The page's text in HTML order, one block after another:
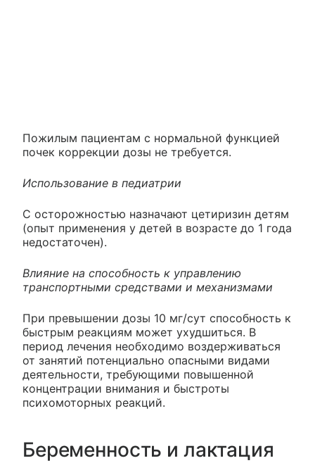
Пожилым пациентам с нормальной функцией
почек коррекции дозы не требуется.
Использование в педиатрии
С осторожностью назначают цетиризин детям
(опыт применения у детей в возрасте до 1 года
недостаточен).
Влияние на способность к управлению
транспортными средствами и механизмами
При превышении дозы 10 мг/сут способность к
быстрым реакциям может ухудшиться. В
период лечения необходимо воздерживаться
от занятий потенциально опасными видами
деятельности, требующими повышенной
концентрации внимания и быстроты
психомоторных реакций.
Беременность и лактация